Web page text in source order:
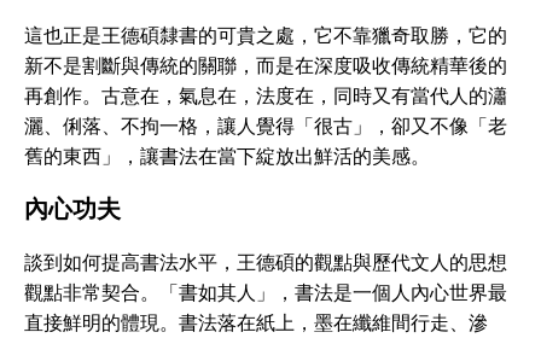
這也正是王德碩隸書的可貴之處，它不靠獵奇取勝，它的
新不是割斷與傳統的關聯，而是在深度吸收傳統精華後的
再創作。古意在，氣息在，法度在，同時又有當代人的瀟
灑、俐落、不拘一格，讓人覺得「很古」，卻又不像「老
舊的東西」，讓書法在當下綻放出鮮活的美感。
內心功夫
談到如何提高書法水平，王德碩的觀點與歷代文人的思想
觀點非常契合。「書如其人」，書法是一個人內心世界最
直接鮮明的體現。書法落在紙上，墨在纖維間行走、滲